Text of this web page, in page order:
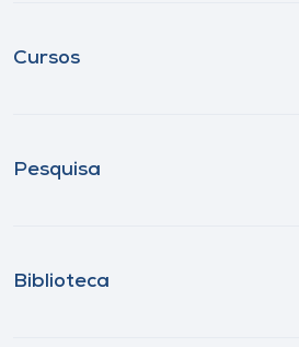
Cursos
Pesquisa
Biblioteca